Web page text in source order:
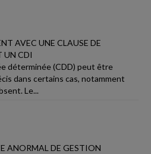
AVEC UNE CLAUSE DE
UN CDI
déterminée (CDD) peut être
dans certains cas, notamment
Le...
ANORMAL DE GESTION